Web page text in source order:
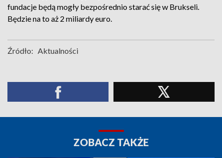
fundacje będą mogły bezpośrednio starać się w Brukseli.
Będzie na to aż 2 miliardy euro.
Źródło: Aktualności
ZOBACZ TAKŻE